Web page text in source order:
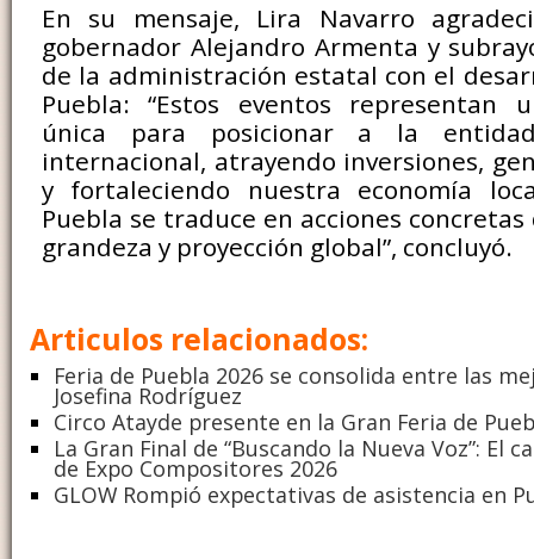
En su mensaje, Lira Navarro
gobernador Alejandro Armenta y
de la administración estatal con el
Puebla: “Estos eventos representan
única para posicionar a la
internacional, atrayendo inversiones,
y fortaleciendo nuestra economía
Puebla se traduce en acciones
grandeza y proyección global”, concluyó.
Articulos relacionados:
Feria de Puebla 2026 se consolida entre las
Josefina Rodríguez
Circo Atayde presente en la Gran Feria de
La Gran Final de “Buscando la Nueva Voz”: El
de Expo Compositores 2026
GLOW Rompió expectativas de asistencia en